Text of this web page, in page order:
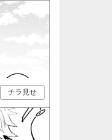
チラ見せ